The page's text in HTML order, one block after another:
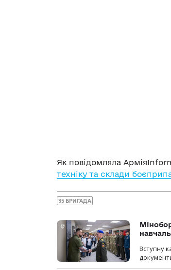
Як повідомляла
техніку та склади
35 БРИГАДА
Вступну